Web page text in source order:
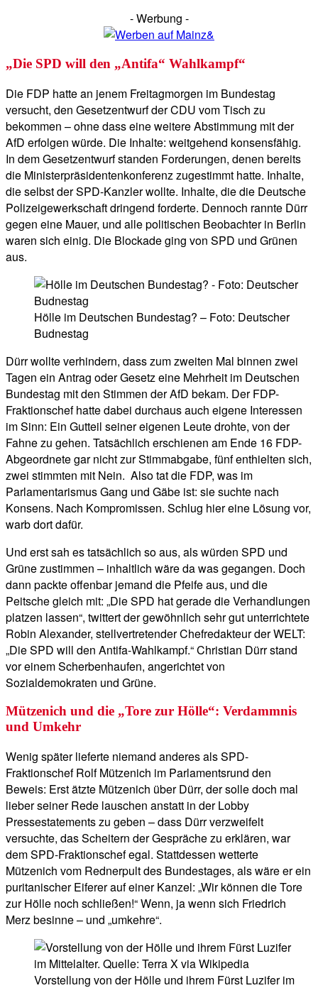
- Werbung -
„Die SPD will den „Antifa“ Wahlkampf“
Die FDP hatte an jenem Freitagmorgen im Bundestag
versucht, den Gesetzentwurf der CDU vom Tisch zu
bekommen – ohne dass eine weitere Abstimmung mit der
AfD erfolgen würde. Die Inhalte: weitgehend konsensfähig.
In dem Gesetzentwurf standen Forderungen, denen bereits
die Ministerpräsidentenkonferenz zugestimmt hatte. Inhalte,
die selbst der SPD-Kanzler wollte. Inhalte, die die Deutsche
Polizeigewerkschaft dringend forderte. Dennoch rannte Dürr
gegen eine Mauer, und alle politischen Beobachter in Berlin
waren sich einig. Die Blockade ging von SPD und Grünen
aus.
Hölle im Deutschen Bundestag? – Foto: Deutscher
Budnestag
Dürr wollte verhindern, dass zum zweiten Mal binnen zwei
Tagen ein Antrag oder Gesetz eine Mehrheit im Deutschen
Bundestag mit den Stimmen der AfD bekam. Der FDP-
Fraktionschef hatte dabei durchaus auch eigene Interessen
im Sinn: Ein Gutteil seiner eigenen Leute drohte, von der
Fahne zu gehen. Tatsächlich erschienen am Ende 16 FDP-
Abgeordnete gar nicht zur Stimmabgabe, fünf enthielten sich,
zwei stimmten mit Nein. Also tat die FDP, was im
Parlamentarismus Gang und Gäbe ist: sie suchte nach
Konsens. Nach Kompromissen. Schlug hier eine Lösung vor,
warb dort dafür.
Und erst sah es tatsächlich so aus, als würden SPD und
Grüne zustimmen – inhaltlich wäre da was gegangen. Doch
dann packte offenbar jemand die Pfeife aus, und die
Peitsche gleich mit: „Die SPD hat gerade die Verhandlungen
platzen lassen“, twittert der gewöhnlich sehr gut unterrichtete
Robin Alexander, stellvertretender Chefredakteur der WELT:
„Die SPD will den Antifa-Wahlkampf.“ Christian Dürr stand
vor einem Scherbenhaufen, angerichtet von
Sozialdemokraten und Grüne.
Mützenich und die „Tore zur Hölle“: Verdammnis
und Umkehr
Wenig später lieferte niemand anderes als SPD-
Fraktionschef Rolf Mützenich im Parlamentsrund den
Beweis: Erst ätzte Mützenich über Dürr, der solle doch mal
lieber seiner Rede lauschen anstatt in der Lobby
Pressestatements zu geben – dass Dürr verzweifelt
versuchte, das Scheitern der Gespräche zu erklären, war
dem SPD-Fraktionschef egal. Stattdessen wetterte
Mützenich vom Rednerpult des Bundestages, als wäre er ein
puritanischer Eiferer auf einer Kanzel: „Wir können die Tore
zur Hölle noch schließen!“ Wenn, ja wenn sich Friedrich
Merz besinne – und „umkehre“.
Vorstellung von der Hölle und ihrem Fürst Luzifer im